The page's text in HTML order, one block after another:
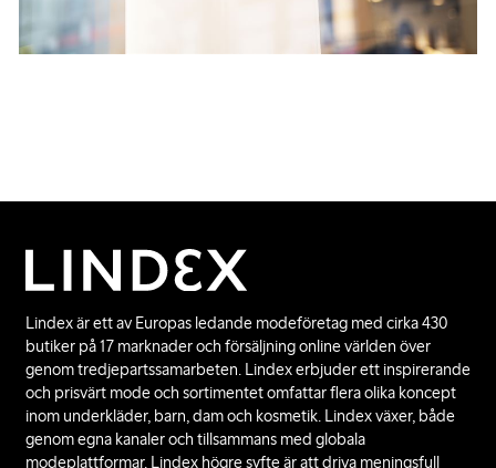
Lindex är ett av Europas ledande modeföretag med cirka 430
butiker på 17 marknader och försäljning online världen över
genom tredjepartssamarbeten. Lindex erbjuder ett inspirerande
och prisvärt mode och sortimentet omfattar flera olika koncept
inom underkläder, barn, dam och kosmetik. Lindex växer, både
genom egna kanaler och tillsammans med globala
modeplattformar. Lindex högre syfte är att driva meningsfull